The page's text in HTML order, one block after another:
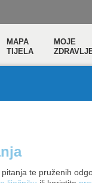
MAPA
TIJELA
MOJE
te pruženih